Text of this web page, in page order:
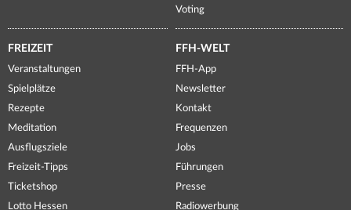
Voting
FREIZEIT
Veranstaltungen
Spielplätze
Rezepte
Meditation
Ausflugsziele
Freizeit-Tipps
Ticketshop
Lotto Hessen
FFH-WELT
FFH-App
Newsletter
Kontakt
Frequenzen
Jobs
Führungen
Presse
Radiowerbung